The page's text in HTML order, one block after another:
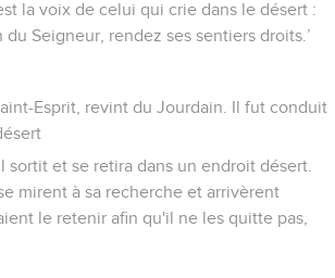
la voix de celui qui crie dans le désert :
du Seigneur, rendez ses sentiers droits.’
Esprit, revint du Jourdain. Il fut conduit
sortit et se retira dans un endroit désert.
mirent à sa recherche et arrivèrent
le retenir afin qu'il ne les quitte pas,